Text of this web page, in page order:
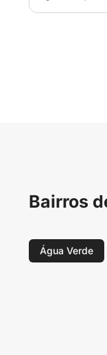
Bairros
Água Verde